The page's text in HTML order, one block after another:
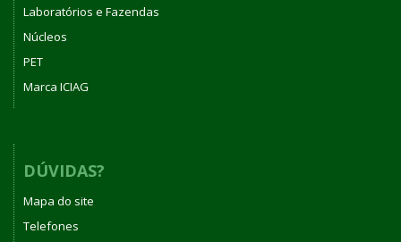
Laboratórios e Fazendas
Núcleos
PET
Marca ICIAG
DÚVIDAS?
Mapa do site
Telefones